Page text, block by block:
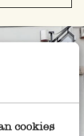
cookies